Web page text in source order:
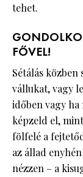
tehet.
FŐVEL!
Sétálás
vállukat, vagy
időben vagy ha
képzeld el,
fölfelé a
az állad
nézzen – a